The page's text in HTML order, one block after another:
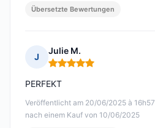
Übersetzte Bewertungen
J
Julie M.
Hinweis: 5 von 5
Veröffentlicht am 20/06/2025 à 16h57
nach einem Kauf von 10/06/2025
PERFEKT